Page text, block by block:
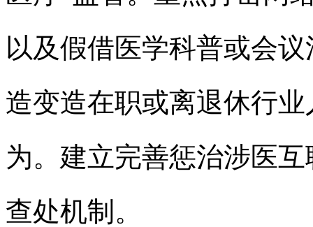
以及假借医学科普或会
造变造在职或离退休行
为。建立完善惩治涉医
查处机制。